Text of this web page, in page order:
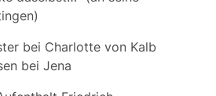
bei Charlotte von Kalb
bei Jena